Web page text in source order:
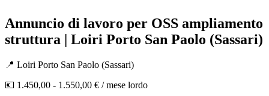
Annuncio di lavoro per OSS ampliamento
struttura | Loiri Porto San Paolo (Sassari)
📍 Loiri Porto San Paolo (Sassari)
💶 1.450,00 - 1.550,00 € / mese lordo